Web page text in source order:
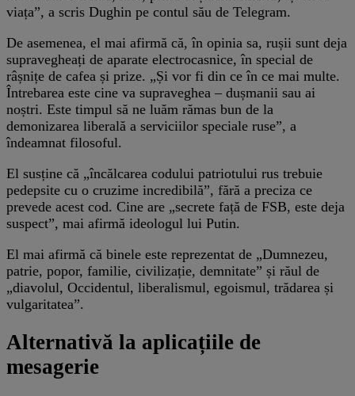
viața”, a scris Dughin pe contul său de Telegram.
De asemenea, el mai afirmă că, în opinia sa, rușii sunt deja
supravegheați de aparate electrocasnice, în special de
râșnițe de cafea și prize. „Și vor fi din ce în ce mai multe.
Întrebarea este cine va supraveghea – dușmanii sau ai
noștri. Este timpul să ne luăm rămas bun de la
demonizarea liberală a serviciilor speciale ruse”, a
îndeamnat filosoful.
El susține că „încălcarea codului patriotului rus trebuie
pedepsite cu o cruzime incredibilă”, fără a preciza ce
prevede acest cod. Cine are „secrete față de FSB, este deja
suspect”, mai afirmă ideologul lui Putin.
El mai afirmă că binele este reprezentat de „Dumnezeu,
patrie, popor, familie, civilizație, demnitate” și răul de
„diavolul, Occidentul, liberalismul, egoismul, trădarea și
vulgaritatea”.
Alternativă la aplicațiile de
mesagerie